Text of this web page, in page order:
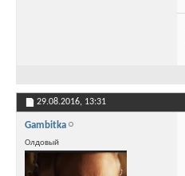
29.08.2016, 13:31
Gambitka
Олдовый